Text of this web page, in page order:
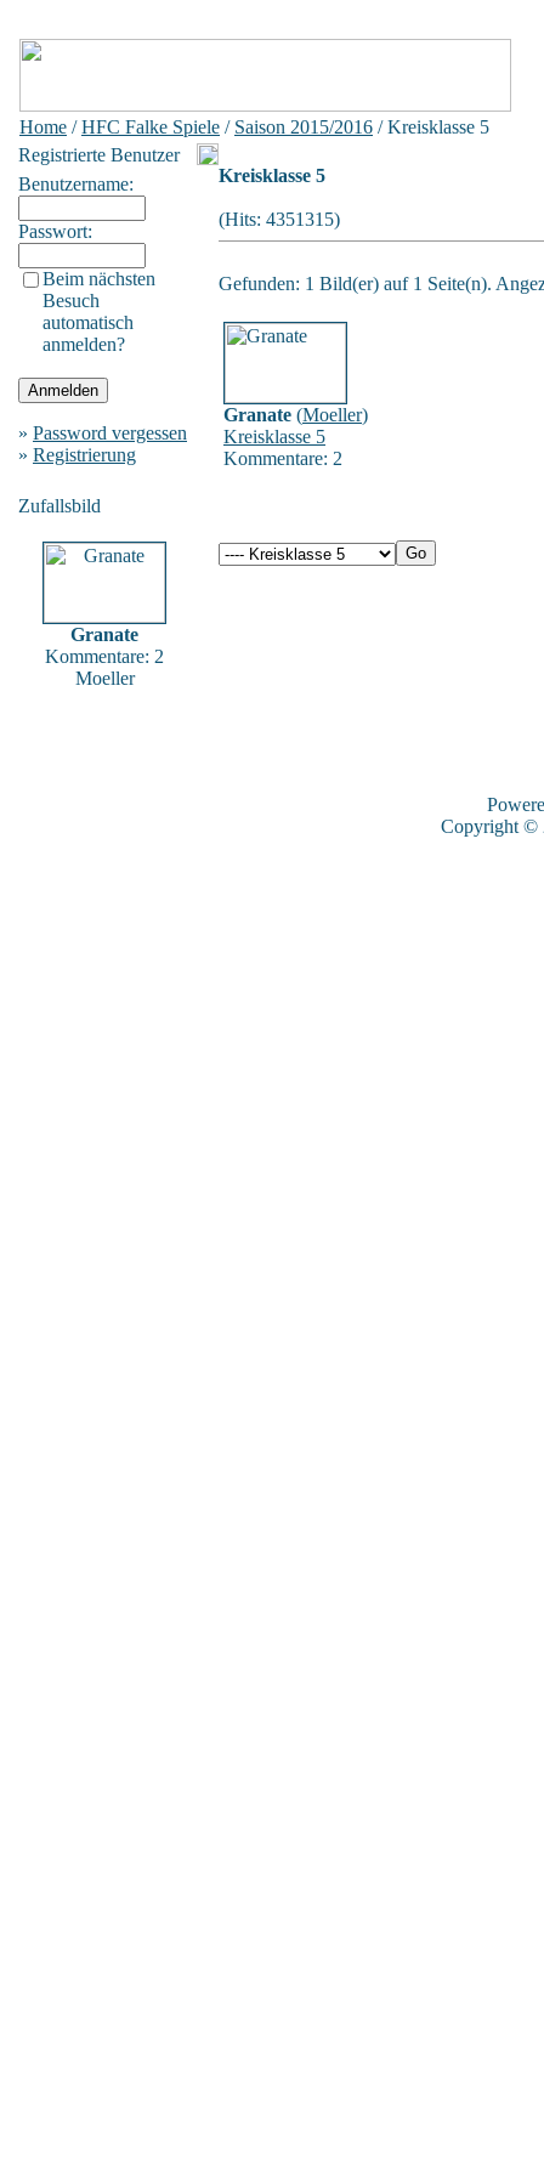
Home /HFC Falke Spiele / Saison 2015/2016 / Kreisklasse 5
Registrierte Benutzer
Benutzername:
Passwort:
Beim nächsten
Besuch
automatisch
anmelden?
» Password vergessen
» Registrierung
Zufallsbild
Granate
Kommentare: 2
Moeller
Kreisklasse 5
(Hits: 4351315)
Gefunden: 1 Bild(er) auf 1 Seite(n).
Granate (Moeller)
Kreisklasse 5
Kommentare: 2
Copyright ©